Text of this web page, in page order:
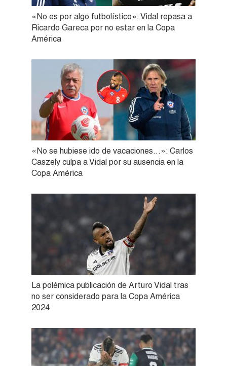
«No es por algo futbolístico»: Vidal repasa a
Ricardo Gareca por no estar en la Copa
América
«No se hubiese ido de vacaciones…»: Carlos
Caszely culpa a Vidal por su ausencia en la
Copa América
La polémica publicación de Arturo Vidal tras
no ser considerado para la Copa América
2024